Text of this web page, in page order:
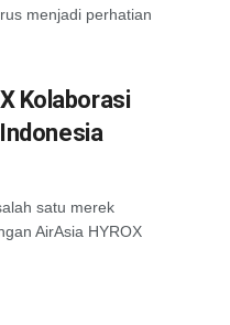
menjadi perhatian
Kolaborasi
satu merek
AirAsia HYROX